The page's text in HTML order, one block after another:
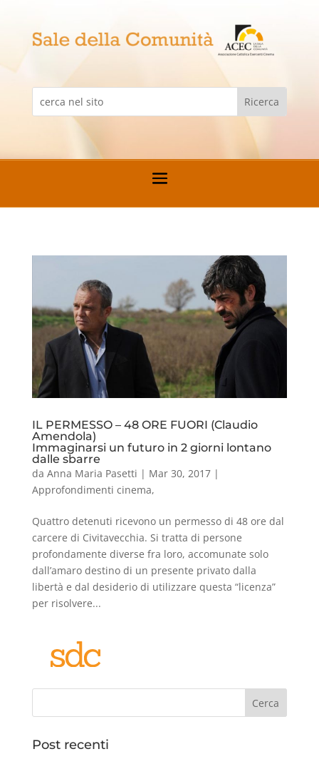
IL PERMESSO – 48 ORE FUORI (Claudio
Amendola)
Immaginarsi un futuro in 2 giorni lontano
dalle sbarre
da Anna Maria Pasetti | Mar 30, 2017|
Approfondimenti cinema,
Quattro detenuti ricevono un permesso di 48 ore dal
carcere di Civitavecchia. Si tratta di persone
profondamente diverse fra loro, accomunate solo
dall’amaro destino di un presente privato dalla
libertà e dal desiderio di utilizzare questa “licenza”
per risolvere...
Cerca
Post recenti